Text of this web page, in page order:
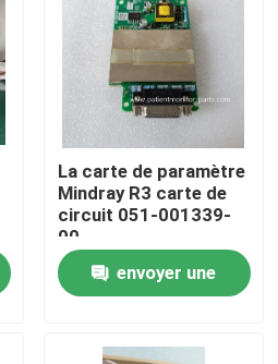
patient
La carte de paramètre
Mindray R3 carte de
circuit 051-001339-
00
envoyer une